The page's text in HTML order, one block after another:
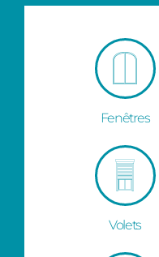
Fenêtres
Volets